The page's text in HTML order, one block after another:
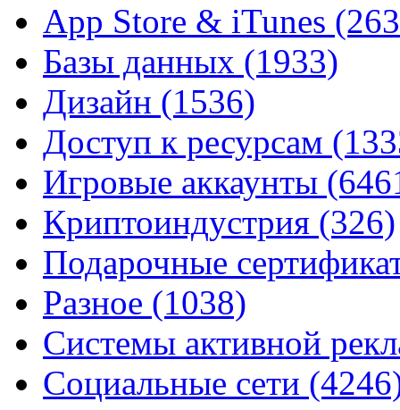
App Store & iTunes
Базы данных (1933)
Дизайн (1536)
Доступ к ресурсам
Игровые аккаунты
Криптоиндустрия (326)
Подарочные
Разное (1038)
Системы активной
Социальные сети